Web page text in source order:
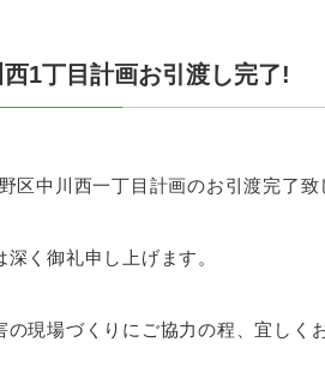
1丁目計画お引渡し完了!
区中川西一丁目計画のお引渡完了致
く御礼申し上げます。
現場づくりにご協力の程、宜しく